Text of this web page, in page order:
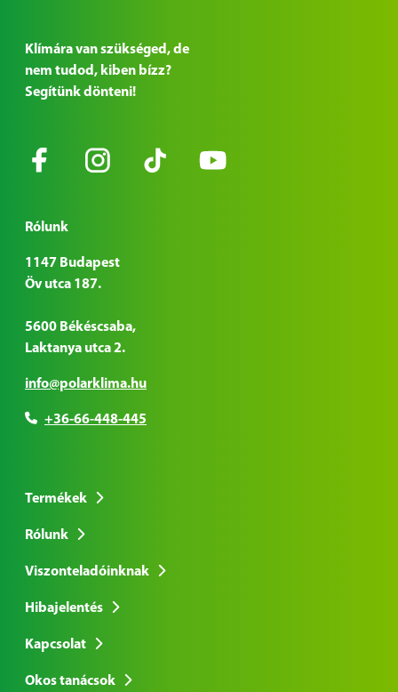
Klímára van szükséged, de
nem tudod, kiben bízz?
Segítünk dönteni!
Rólunk
1147 Budapest
Öv utca 187.
5600 Békéscsaba,
Laktanya utca 2.
info@polarklima.hu
+36-66-448-445
Termékek
Rólunk
Viszonteladóinknak
Hibajelentés
Kapcsolat
Okos tanácsok